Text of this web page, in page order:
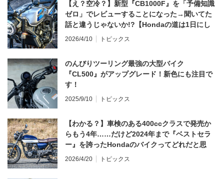
【え？空冷？】新型『CB1000F』を「予備知識
ゼロ」でレビューすることになった→聞いてた
話と違うじゃないか!?【Hondaの道は1日にし
てならず／CB1000F ①第一印象 編】
2026/4/10 トピックス
のんびりツーリング最強の大型バイク
『CL500』がアップグレード！新色にも注目で
す！
2025/9/10 トピックス
【わかる？】車検のある400ccクラスで発売か
らもう4年……だけど2024年まで『ベストセラ
ー』を誇ったHondaのバイクってどれだと思
う？
2026/4/20 トピックス